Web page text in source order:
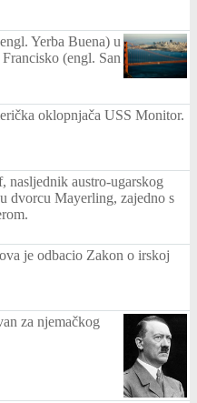
Yerba Buena) u
(engl. San
oklopnjača USS Monitor.
nasljednik austro-ugarskog
dvorcu Mayerling, zajedno s
je odbacio Zakon o irskoj
za njemačkog